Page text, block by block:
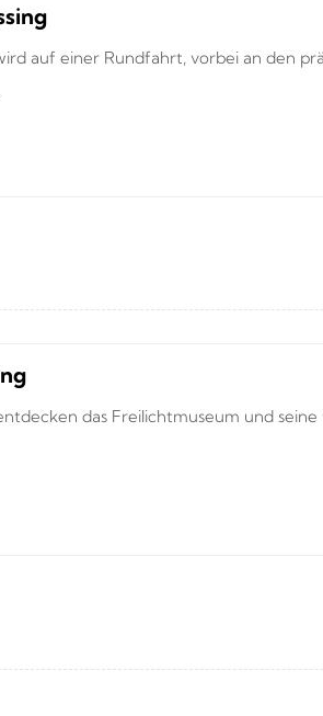
auf einer Rundfahrt, vorbei an den
das Freilichtmuseum und